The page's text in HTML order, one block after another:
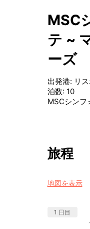
MSC
テ ~
ーズ
出発港: リ
泊数: 10
MSCシンフ
旅程
地図を表示
1 日目